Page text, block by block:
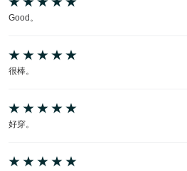
Good。
很棒。
好穿。